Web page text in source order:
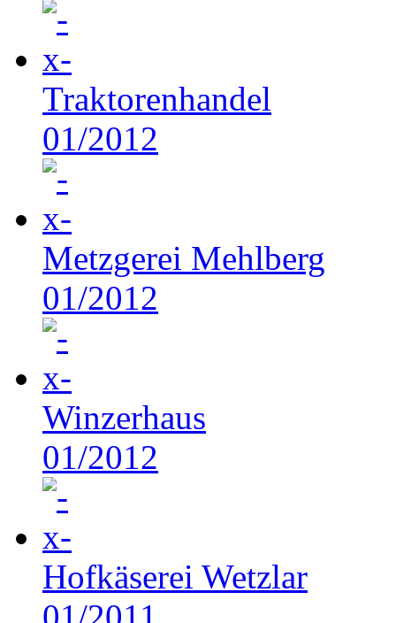
Traktorenhandel
01/2012
Metzgerei Mehlberg
01/2012
Winzerhaus
01/2012
Hofkäserei Wetzlar